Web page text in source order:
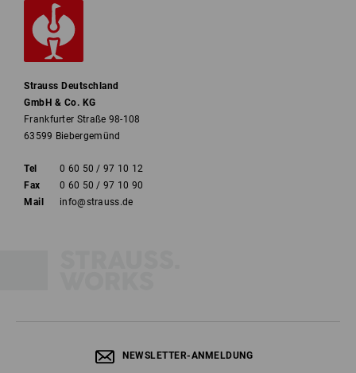
Strauss Deutschland
GmbH & Co. KG
Frankfurter Straße 98-108
63599 Biebergemünd
Tel
0 60 50 / 97 10 12
Fax
0 60 50 / 97 10 90
Mail
info@strauss.de
NEWSLETTER-ANMELDUNG